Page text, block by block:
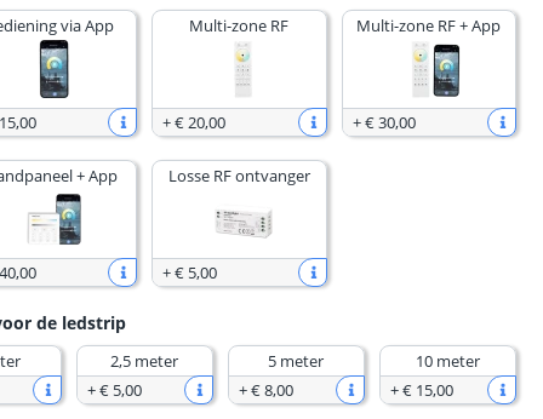
via App
,00
Multi-zone RF
+€ 20,00
Multi-zone RF + App
+€ 30,00
+ App
,00
Losse RF ontvanger
+€ 5,00
de ledstrip
2,5 meter
+€ 5,00
5 meter
+€ 8,00
10 meter
+€ 15,00